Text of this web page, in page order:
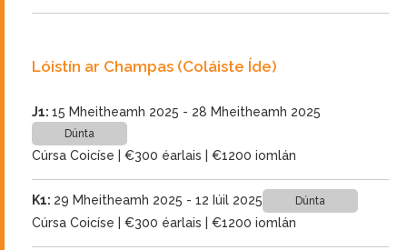
Lóistín ar Champas (Coláiste Íde)
J1: 15 Mheitheamh 2025 - 28 Mheitheamh 2025
Dúnta
Cúrsa Coicíse | €300 éarlais | €1200 iomlán
K1: 29 Mheitheamh 2025 - 12 Iúil 2025 Dúnta
Cúrsa Coicíse | €300 éarlais | €1200 iomlán